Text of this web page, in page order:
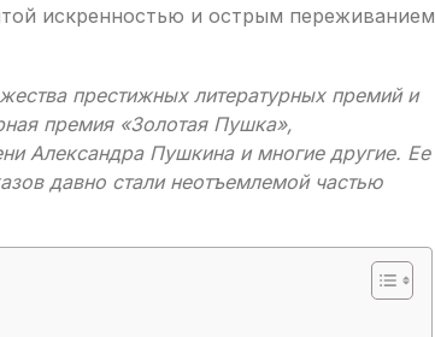
искренностью и острым переживанием
престижных литературных премий и
премия «Золотая Пушка»,
Александра Пушкина и многие другие. Ее
давно стали неотъемлемой частью